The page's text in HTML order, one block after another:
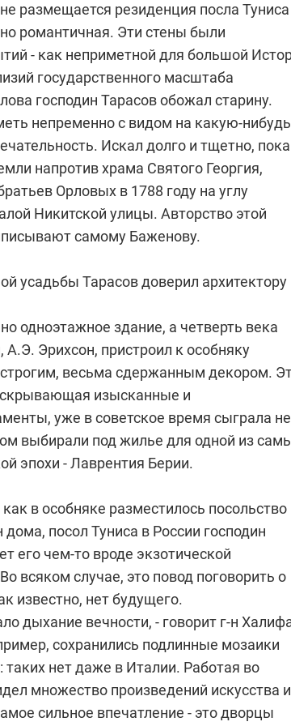
размещается резиденция посла
романтичная. Эти стены были
- как неприметной для большой
государственного масштаба
господин Тарасов обожал старину.
непременно с видом на какую-нибудь
Искал долго и тщетно, пока
напротив храма Святого Георгия,
Орловых в 1788 году на углу
Никитской улицы. Авторство этой
самому Баженову.
усадьбы Тарасов доверил архитектору
одноэтажное здание, а четверть века
А.Э. Эрихсон, пристроил к особняку
весьма сдержанным декором.
изысканные и
уже в советское время сыграла не
выбирали под жилье для одной из
эпохи - Лаврентия Берии.
в особняке разместилось посольство
посол Туниса в России господин
его чем-то вроде экзотической
всяком случае, это повод поговорить о
известно, нет будущего.
дыхание вечности, - говорит г-н
сохранились подлинные мозаики
нет даже в Италии. Работая во
множество произведений искусства и
сильное впечатление - это дворцы